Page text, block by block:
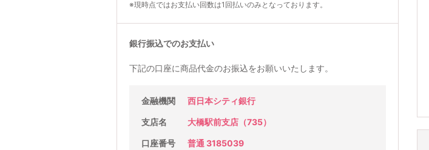
※現時点ではお支払い回数は1回払いのみとなっております。
銀行振込でのお支払い
下記の口座に商品代金のお振込をお願いいたします。
金融機関 西日本シティ銀行
支店名 大橋駅前支店（735）
口座番号 普通 3185039